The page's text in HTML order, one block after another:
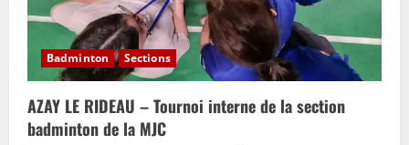
Badminton Sections
AZAY LE RIDEAU – Tournoi interne de la section
badminton de la MJC